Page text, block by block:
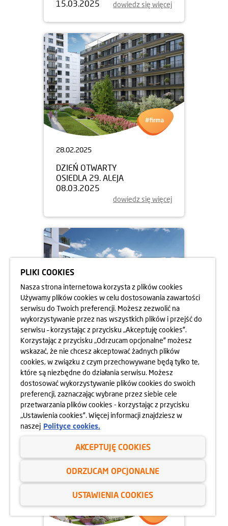
15.03.2025
dowiedz się więcej
28.02.2025
DZIEŃ OTWARTY
OSIEDLA 29. ALEJA
08.03.2025
dowiedz się więcej
23.02.2025
DZIEŃ OTWARTY OSIEDLA
GÓRKA NARODOWA
01.03.2025
dowiedz się więcej
PLIKI COOKIES
Nasza strona internetowa korzysta z plików cookies
Używamy plików cookies w celu dostosowania zawartości
serwisu do Twoich preferencji. Możesz zezwolić na
wykorzystywanie przez nas wszystkich plików i przejść do
serwisu – korzystając z przycisku „Akceptuję cookies”.
Korzystając z przycisku „Odrzucam opcjonalne” możesz
wskazać, że nie chcesz akceptować żadnych plików
cookies, w związku z czym przechowywane będą tylko te,
które są niezbędne do działania serwisu. Możesz
dostosować wykorzystywanie plików cookies do swoich
preferencji, zaznaczając wybrane przez siebie cele
przetwarzania plików cookies - korzystając z przycisku
„Ustawienia cookies”. Więcej informacji znajdziesz w
naszej Polityce cookies.
AKCEPTUJĘ COOKIES
ODRZUCAM OPCJONALNE
USTAWIENIA COOKIES